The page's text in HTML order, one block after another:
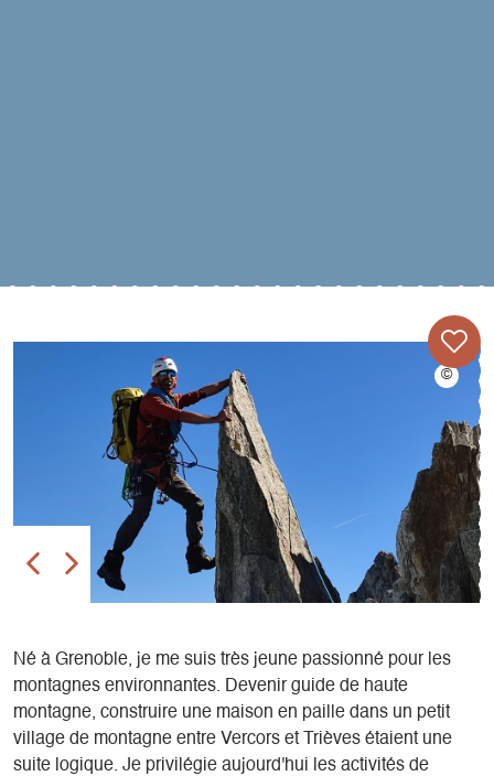
Né à Grenoble, je me suis très jeune passionné pour les
montagnes environnantes. Devenir guide de haute
montagne, construire une maison en paille dans un petit
village de montagne entre Vercors et Trièves étaient une
suite logique. Je privilégie aujourd'hui les activités de